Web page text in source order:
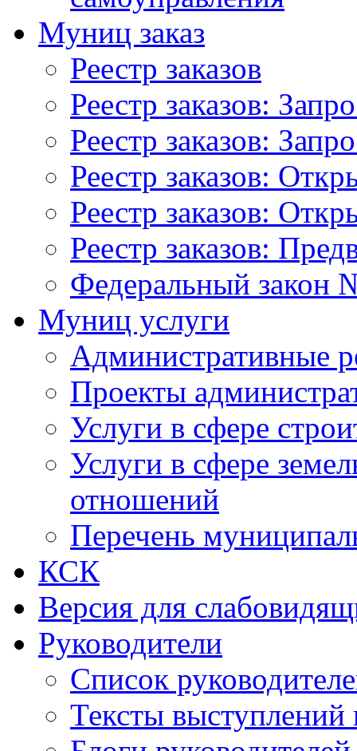
Муниц заказ
Реестр заказов
Реестр заказов:
Реестр заказов:
Реестр заказов:
Реестр заказов:
Реестр заказов:
Федеральный закон
Муниц услуги
Административные
Проекты
Услуги в сфере
Услуги в сфере
отношений
Перечень
КСК
Версия для
Руководители
Список
Тексты выступлений